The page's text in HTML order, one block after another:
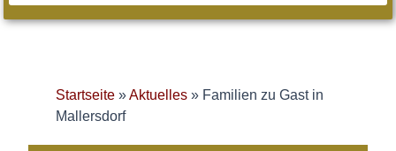
Startseite »Aktuelles » Familien zu Gast in
Mallersdorf